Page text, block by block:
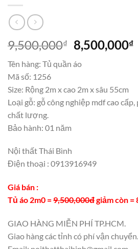
9,500,000₫
Giá
gốc
là:
8,500,000₫
Tên hàng: Tủ quần áo
Mã số: 1256
Size: Rộng 2m x cao 2m x sâu 55cm
Loại gỗ: gỗ công nghiệp mdf cao
chất lượng.
Bảo hành: 01 năm
Nội thất Thái Bình
Điện thoại : 0913916949
Giá bán :
Tủ áo 2m0 =9,500,000đgiảm còn =
GIAO HÀNG MIỄN PHÍ TP.HCM.
Giao hàng các tỉnh có phí vận chuyển.